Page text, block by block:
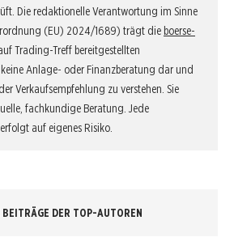
Die redaktionelle Verantwortung im Sinne
(EU) 2024/1689) trägt die boerse-
Trading-Treff bereitgestellten
Anlage- oder Finanzberatung dar und
Verkaufsempfehlung zu verstehen. Sie
fachkundige Beratung. Jede
auf eigenes Risiko.
BEITRÄGE DER TOP-AUTOREN